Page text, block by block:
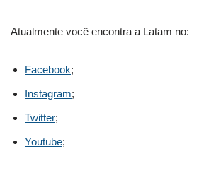
Atualmente você encontra a Latam no:
Facebook;
Instagram;
Twitter;
Youtube;